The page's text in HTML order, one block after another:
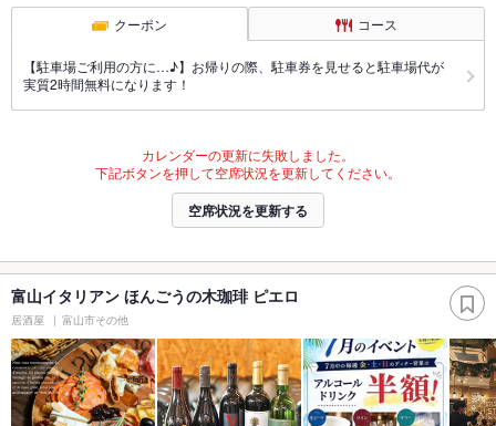
クーポン コース
【駐車場ご利用の方に…♪】お帰りの際、駐車券を見せると駐車場代が
実質2時間無料になります！
カレンダーの更新に失敗しました。
下記ボタンを押して空席状況を更新してください。
空席状況を更新する
富山イタリアン ほんごうの木珈琲 ピエロ
居酒屋 富山市その他